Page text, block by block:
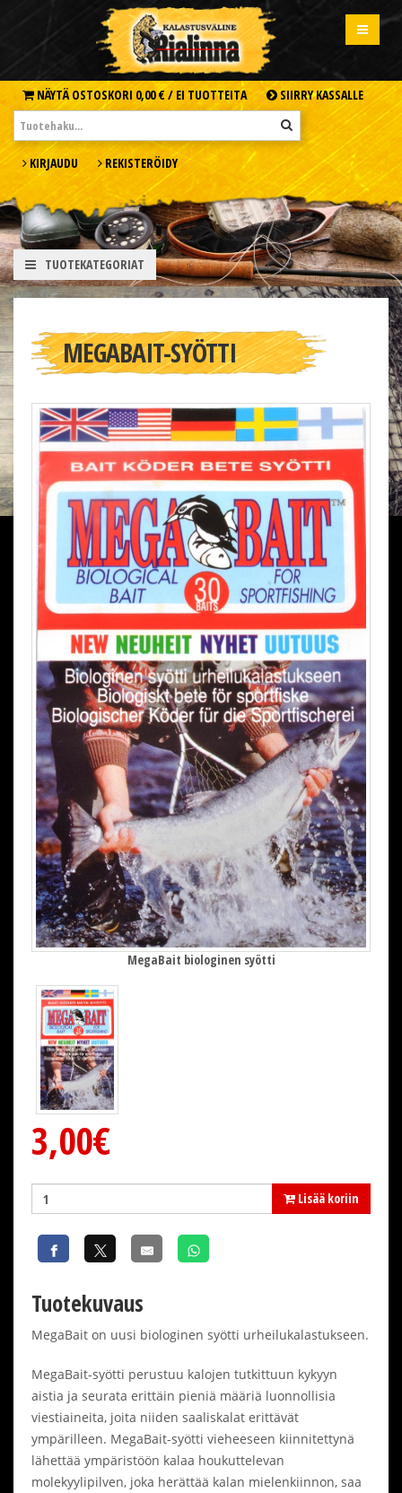
NÄYTÄ OSTOSKORI 0,00 € / EI TUOTTEITA SIIRRY KASSALLE
KIRJAUDU REKISTERÖIDY
TUOTEKATEGORIAT
MEGABAIT-SYÖTTI
MegaBait biologinen syötti
3,00€
Lisää koriin
Tuotekuvaus
MegaBait on uusi biologinen syötti urheilukalastukseen.
MegaBait-syötti perustuu kalojen tutkittuun kykyyn
aistia ja seurata erittäin pieniä määriä luonnollisia
viestiaineita, joita niiden saaliskalat erittävät
ympärilleen. MegaBait-syötti vieheeseen kiinnitettynä
lähettää ympäristöön kalaa houkuttelevan
molekyylipilven, joka herättää kalan mielenkiinnon, saa